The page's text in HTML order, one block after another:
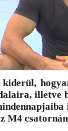
illetve
M4